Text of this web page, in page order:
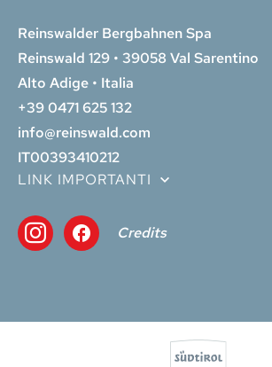
Reinswalder Bergbahnen Spa
Reinswald 129 • 39058 Val Sarentino
Alto Adige • Italia
+39 0471 625 132
info@reinswald.com
IT00393410212
LINK IMPORTANTI
Credits